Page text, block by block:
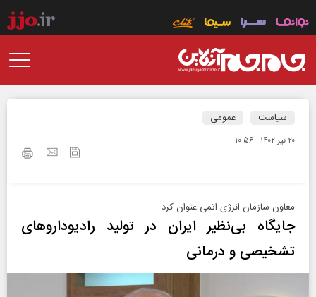
سیاست عمومی
۲۰ تير ۱۴۰۲ - ۱۰:۵۶
معاون سازمان انرژی اتمی عنوان کرد
جایگاه‌ بی‌نظیر ایران در تولید رادیوداروهای
تشخیصی و درمانی